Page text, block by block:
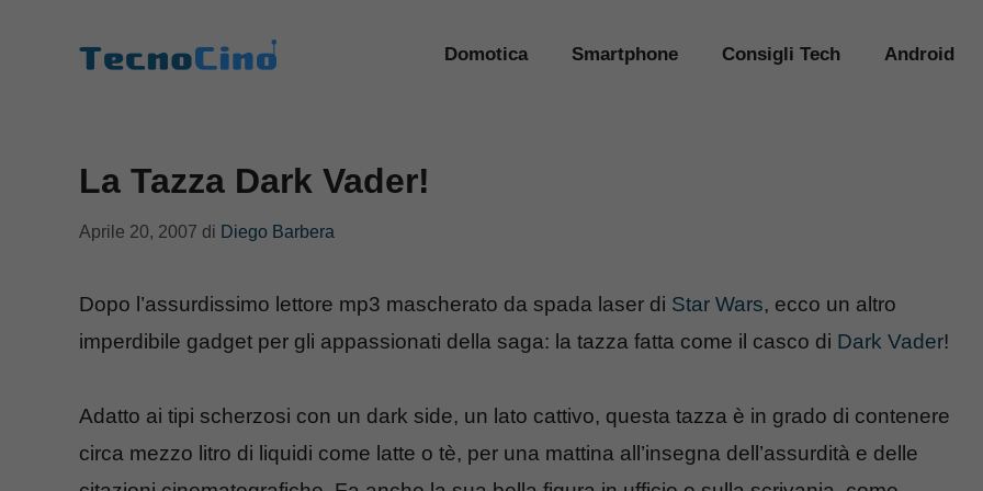
Domotica Smartphone Consigli Tech Android
La Tazza Dark Vader!
Aprile 20, 2007 di Diego Barbera
Dopo l’assurdissimo lettore mp3 mascherato da spada laser di Star Wars, ecco un altro
imperdibile gadget per gli appassionati della saga: la tazza fatta come il casco di Dark Vader!
Adatto ai tipi scherzosi con un dark side, un lato cattivo, questa tazza è in grado di contenere
circa mezzo litro di liquidi come latte o tè, per una mattina all’insegna dell’assurdità e delle